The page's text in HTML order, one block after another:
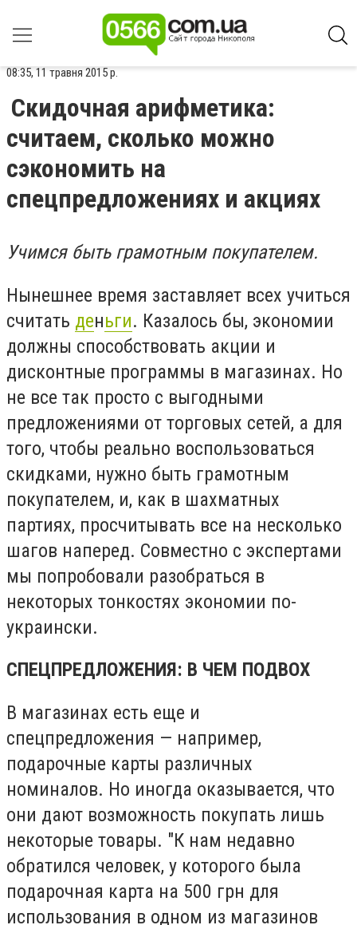
08:35, 11 травня 2015 р.
Скидочная арифметика:
считаем, сколько можно
сэкономить на
спецпредложениях и акциях
Учимся быть грамотным покупателем.
Нынешнее время заставляет всех учиться
считать деньги. Казалось бы, экономии
должны способствовать акции и
дисконтные программы в магазинах. Но
не все так просто с выгодными
предложениями от торговых сетей, а для
того, чтобы реально воспользоваться
скидками, нужно быть грамотным
покупателем, и, как в шахматных
партиях, просчитывать все на несколько
шагов наперед. Совместно с экспертами
мы попробовали разобраться в
некоторых тонкостях экономии по-
украински.
СПЕЦПРЕДЛОЖЕНИЯ: В ЧЕМ ПОДВОХ
В магазинах есть еще и
спецпредложения — например,
подарочные карты различных
номиналов. Но иногда оказывается, что
они дают возможность покупать лишь
некоторые товары. "К нам недавно
обратился человек, у которого была
подарочная карта на 500 грн для
использования в одном из магазинов